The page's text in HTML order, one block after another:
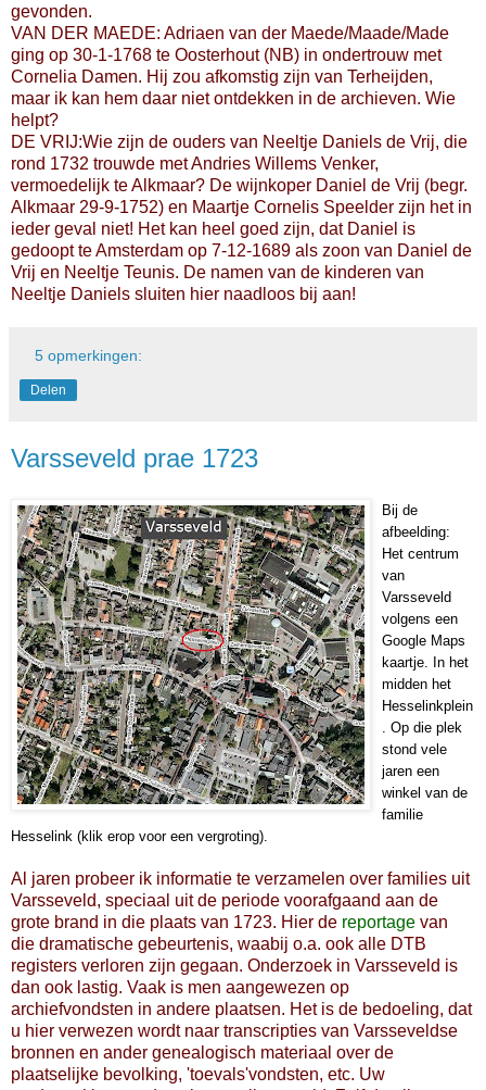
gevonden.
VAN DER MAEDE: Adriaen van der Maede/Maade/Made
ging op 30-1-1768 te Oosterhout (NB) in ondertrouw met
Cornelia Damen. Hij zou afkomstig zijn van Terheijden,
maar ik kan hem daar niet ontdekken in de archieven. Wie
helpt?
DE VRIJ:Wie zijn de ouders van Neeltje Daniels de Vrij, die
rond 1732 trouwde met Andries Willems Venker,
vermoedelijk te Alkmaar? De wijnkoper Daniel de Vrij (begr.
Alkmaar 29-9-1752) en Maartje Cornelis Speelder zijn het in
ieder geval niet! Het kan heel goed zijn, dat Daniel is
gedoopt te Amsterdam op 7-12-1689 als zoon van Daniel de
Vrij en Neeltje Teunis. De namen van de kinderen van
Neeltje Daniels sluiten hier naadloos bij aan!
5 opmerkingen:
Delen
Varsseveld prae 1723
Bij de
afbeelding:
Het centrum
van
Varsseveld
volgens een
Google Maps
kaartje. In het
midden het
Hesselinkplein
. Op die plek
stond vele
jaren een
winkel van de
familie
Hesselink (klik erop voor een vergroting).
Al jaren probeer ik informatie te verzamelen over families uit
Varsseveld, speciaal uit de periode voorafgaand aan de
grote brand in die plaats van 1723. Hier de reportage van
die dramatische gebeurtenis, waabij o.a. ook alle DTB
registers verloren zijn gegaan. Onderzoek in Varsseveld is
dan ook lastig. Vaak is men aangewezen op
archiefvondsten in andere plaatsen. Het is de bedoeling, dat
u hier verwezen wordt naar transcripties van Varsseveldse
bronnen en ander genealogisch materiaal over de
plaatselijke bevolking, 'toevals'vondsten, etc. Uw